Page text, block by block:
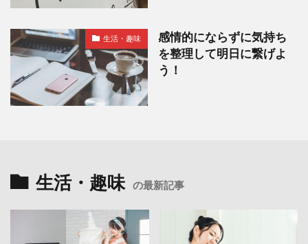
生活・趣味
感情的にならずに気持ち
を整理して明日に繋げよ
う！
生活・趣味 の最新記事